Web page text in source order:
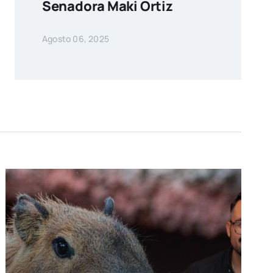
Senadora Maki Ortiz
Agosto 06, 2025